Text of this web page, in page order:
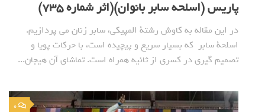
پاریس (اسلحه سابر بانوان)(اثر شماره 735)
در این مقاله به کاوش رشتة المپیکی، سابر زنان می پردازیم.
اسلحة سابر که بسیار سریع و پیچیده است، با حرکات پویا و
تصمیم گیری در کسری از ثانیه همراه است. تماشای آن هیجان...
0